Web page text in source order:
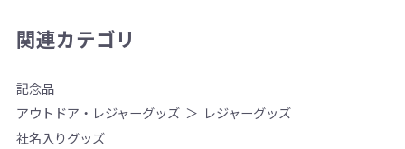
関連カテゴリ
記念品
アウトドア・レジャーグッズ
レジャーグッズ
社名入りグッズ